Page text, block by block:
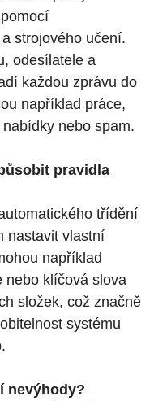
strojového učení.
odesílatele a
každou zprávu do
například práce,
nebo spam.
pravidla
třídění
nastavit vlastní
například
nebo klíčová slova
složek, což značně
systému
nevýhody?